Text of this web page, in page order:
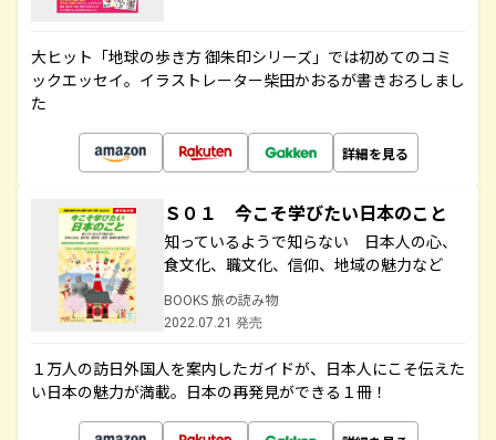
大ヒット「地球の歩き方 御朱印シリーズ」では初めてのコミ
ックエッセイ。イラストレーター柴田かおるが書きおろしまし
た
詳細を見る
Ｓ０１ 今こそ学びたい日本のこと
知っているようで知らない 日本人の心、
食文化、職文化、信仰、地域の魅力など
BOOKS 旅の読み物
2022.07.21 発売
１万人の訪日外国人を案内したガイドが、日本人にこそ伝えた
い日本の魅力が満載。日本の再発見ができる１冊！